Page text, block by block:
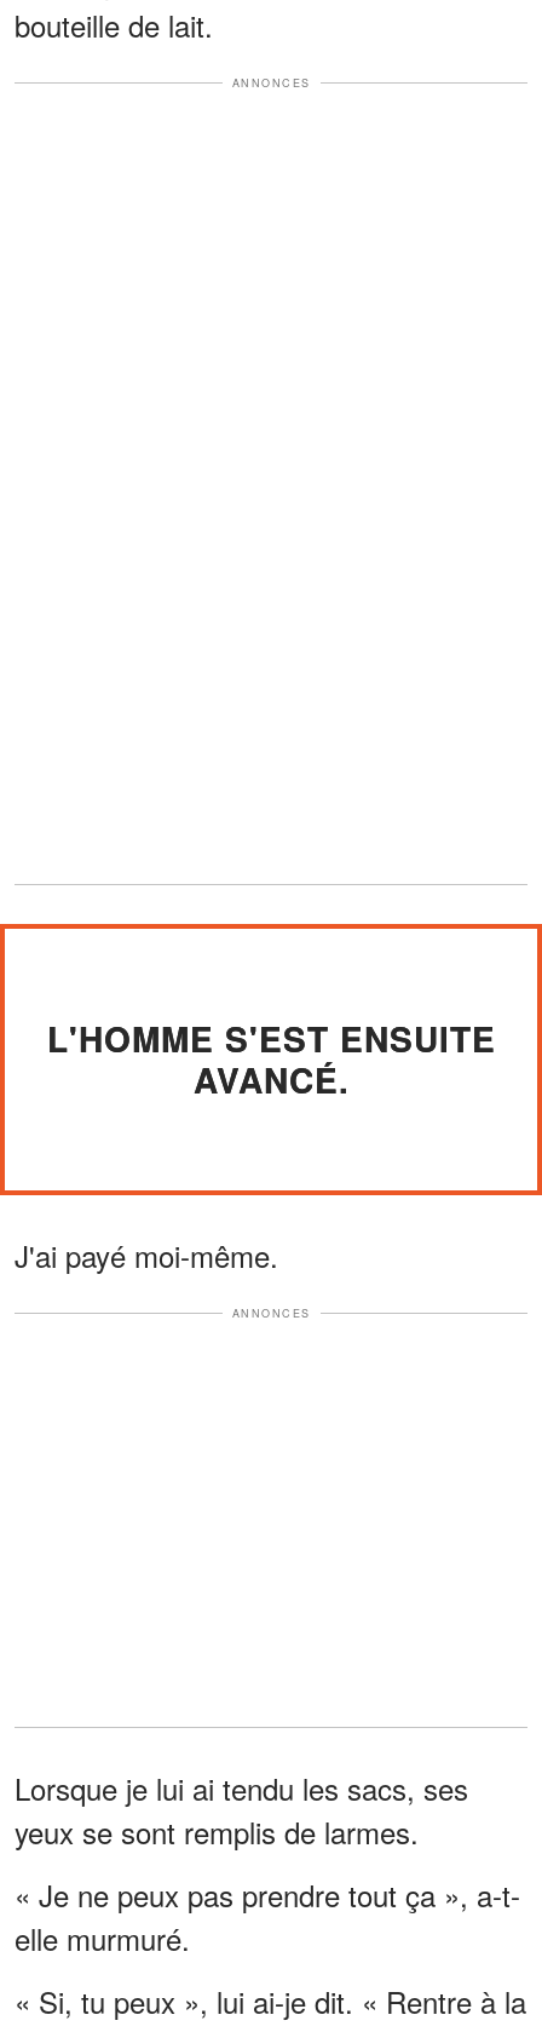
bouteille de lait.
ANNONCES
L'HOMME S'EST ENSUITE
AVANCÉ.
J'ai payé moi-même.
ANNONCES
Lorsque je lui ai tendu les sacs, ses
yeux se sont remplis de larmes.
« Je ne peux pas prendre tout ça », a-t-
elle murmuré.
« Si, tu peux », lui ai-je dit. « Rentre à la